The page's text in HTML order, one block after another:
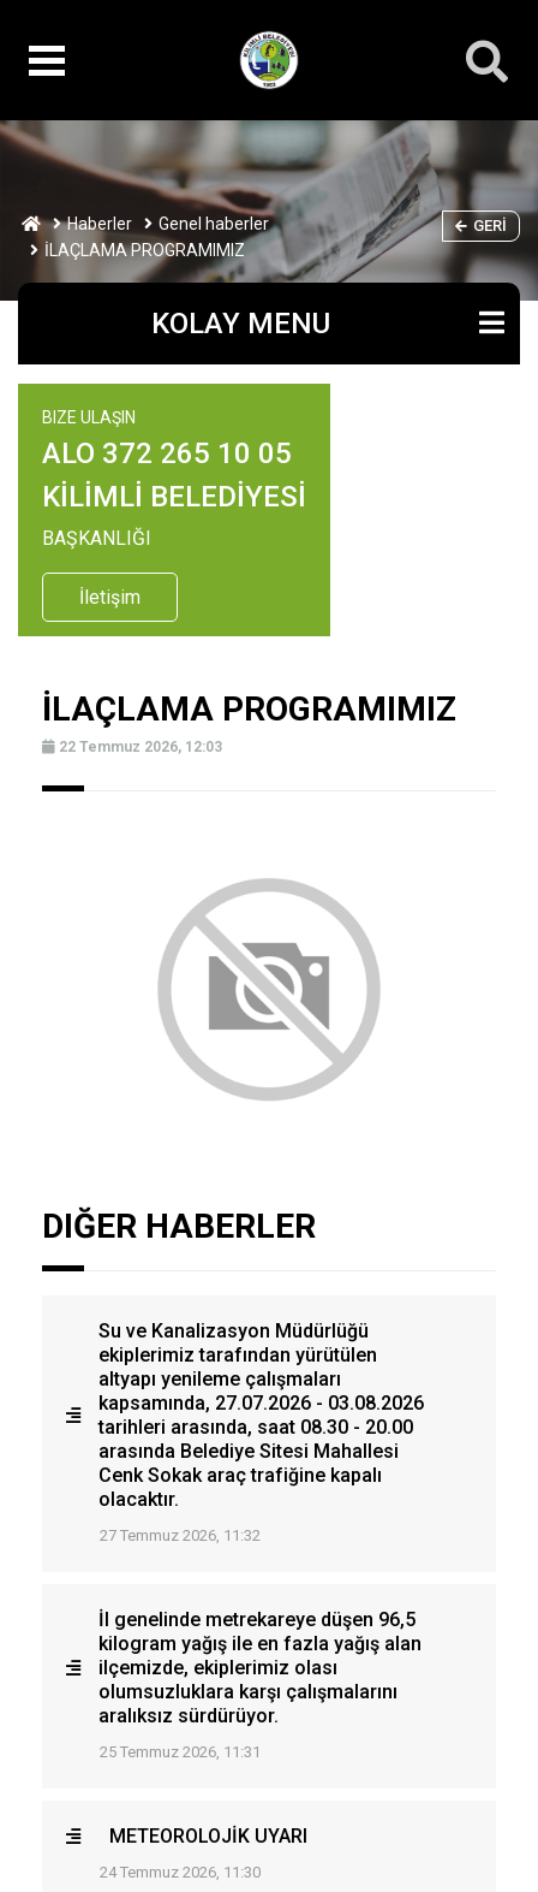
Haberler
Genel haberler
İLAÇLAMA PROGRAMIMIZ
GERI
KOLAY MENU
BIZE ULAŞIN
ALO 372 265 10 05
KİLİMLİ BELEDİYESİ
BAŞKANLIĞI
İletişim
İLAÇLAMA PROGRAMIMIZ
22 Temmuz 2026, 12:03
DIĞER HABERLER
Su ve Kanalizasyon Müdürlüğü
ekiplerimiz tarafından yürütülen
altyapı yenileme çalışmaları
kapsamında, 27.07.2026 - 03.08.2026
tarihleri arasında, saat 08.30 - 20.00
arasında Belediye Sitesi Mahallesi
Cenk Sokak araç trafiğine kapalı
olacaktır.
27 Temmuz 2026, 11:32
İl genelinde metrekareye düşen 96,5
kilogram yağış ile en fazla yağış alan
ilçemizde, ekiplerimiz olası
olumsuzluklara karşı çalışmalarını
aralıksız sürdürüyor.
25 Temmuz 2026, 11:31
METEOROLOJİK UYARI
24 Temmuz 2026, 11:30